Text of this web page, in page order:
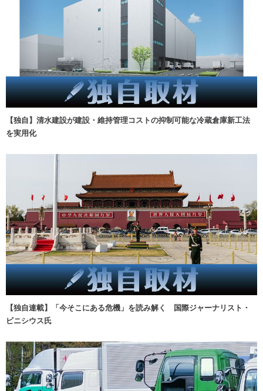
【独自】清水建設が建設・維持管理コストの抑制可能な冷蔵倉庫新工法
を実用化
【独自連載】「今そこにある危機」を読み解く 国際ジャーナリスト・
ビニシウス氏